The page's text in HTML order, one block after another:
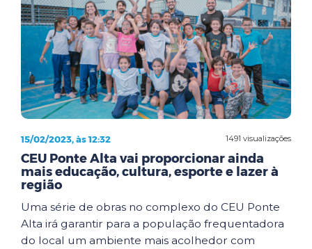
1491 visualizações
15/02/2023, às 12:32
CEU Ponte Alta vai proporcionar ainda
mais educação, cultura, esporte e lazer à
região
Uma série de obras no complexo do CEU Ponte
Alta irá garantir para a população frequentadora
do local um ambiente mais acolhedor com